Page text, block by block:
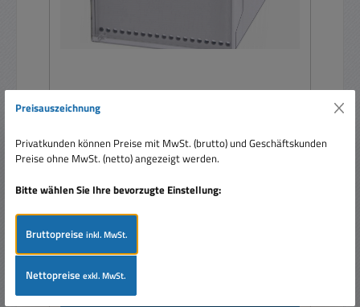
Hutschienen Gehäuse 100 x 75 x 109mm
Verkaufspreis:
13,75 €
Preise inkl. MwSt. zzgl. Versandkosten
Preisauszeichnung
Privatkunden können Preise mit MwSt. (brutto) und Geschäftskunden
Preise ohne MwSt. (netto) angezeigt werden.
Bitte wählen Sie Ihre bevorzugte Einstellung:
Bruttopreiseinkl. MwSt.
Nettopreiseexkl. MwSt.